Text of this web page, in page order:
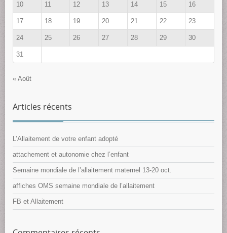
10 11 12 13 14 15 16
17 18 19 20 21 22 23
24 25 26 27 28 29 30
31
« Août
Articles récents
L’Allaitement de votre enfant adopté
attachement et autonomie chez l’enfant
Semaine mondiale de l’allaitement maternel 13-20 oct.
affiches OMS semaine mondiale de l’allaitement
FB et Allaitement